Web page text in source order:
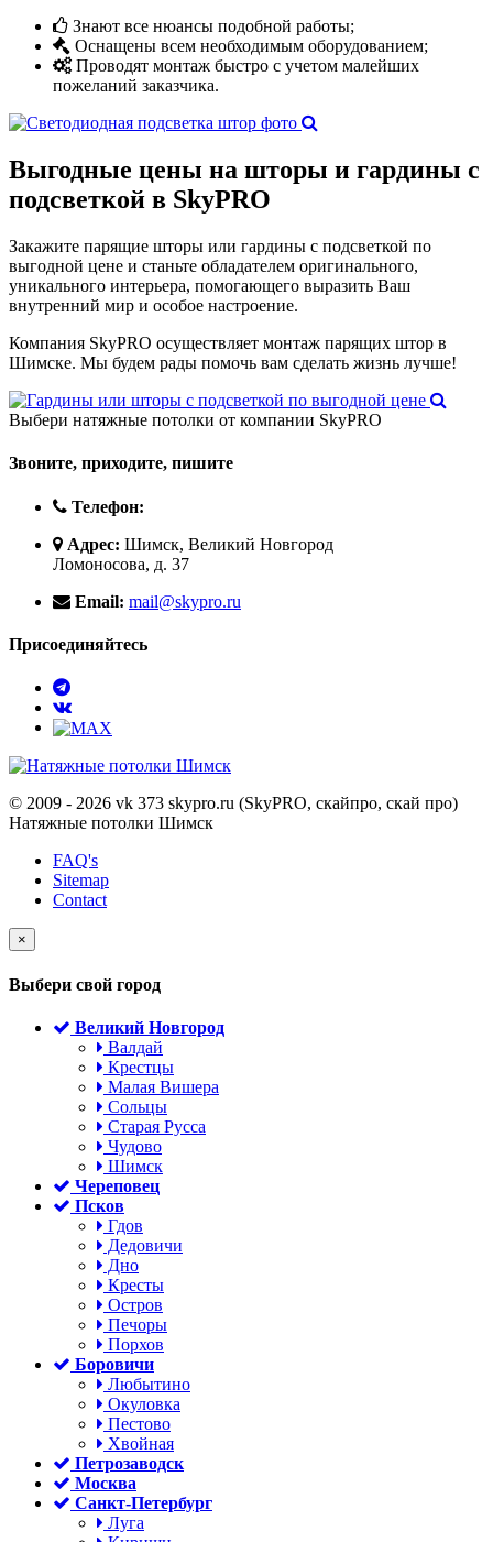
Знают все нюансы подобной работы;
Оснащены всем необходимым оборудованием;
Проводят монтаж быстро с учетом малейших
пожеланий заказчика.
Выгодные цены на шторы и гардины с
подсветкой в SkyPRO
Закажите парящие шторы или гардины с подсветкой по
выгодной цене и станьте обладателем оригинального,
уникального интерьера, помогающего выразить Ваш
внутренний мир и особое настроение.
Компания SkyPRO осуществляет монтаж парящих штор в
Шимске. Мы будем рады помочь вам сделать жизнь лучше!
Выбери натяжные потолки от компании SkyPRO
Звоните, приходите, пишите
Телефон:
Адрес: Шимск, Великий Новгород
Ломоносова, д. 37
Email: mail@skypro.ru
Присоединяйтесь
© 2009 - 2026 vk 373 skypro.ru (SkyPRO, скайпро, скай про)
Натяжные потолки Шимск
FAQ's
Sitemap
Contact
×
Выбери свой город
Великий Новгород
Валдай
Крестцы
Малая Вишера
Сольцы
Старая Русса
Чудово
Шимск
Череповец
Псков
Гдов
Дедовичи
Дно
Кресты
Остров
Печоры
Порхов
Боровичи
Любытино
Окуловка
Пестово
Хвойная
Петрозаводск
Москва
Санкт-Петербург
Луга